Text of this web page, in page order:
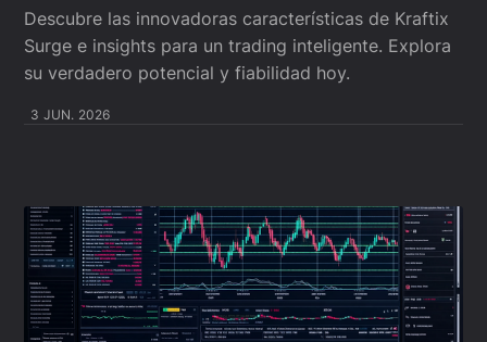
Descubre las innovadoras características de Kraftix
Surge e insights para un trading inteligente. Explora
su verdadero potencial y fiabilidad hoy.
3 JUN. 2026